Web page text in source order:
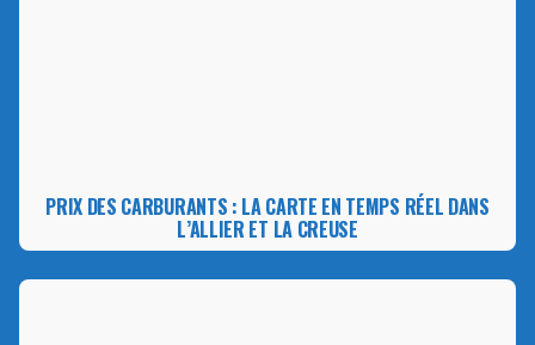
PRIX DES CARBURANTS : LA CARTE EN TEMPS RÉEL DANS
L’ALLIER ET LA CREUSE